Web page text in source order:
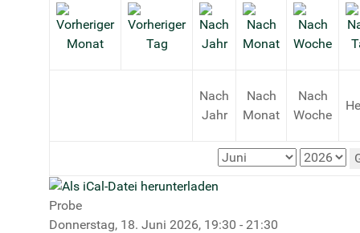
Nach
Jahr
Nach
Monat
Nach
Woche
Probe
Donnerstag, 18. Juni 2026, 19:30 - 21:30